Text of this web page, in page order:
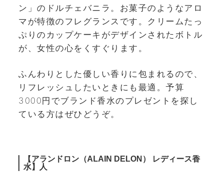
ン」のドルチェバニラ。お菓子のようなアロ
マが特徴のフレグランスです。クリームたっ
ぷりのカップケーキがデザインされたボトル
が、女性の心をくすぐります。
ふんわりとした優しい香りに包まれるので、
リフレッシュしたいときにも最適。予算
3000円でブランド香水のプレゼントを探し
ている方はぜひどうぞ。